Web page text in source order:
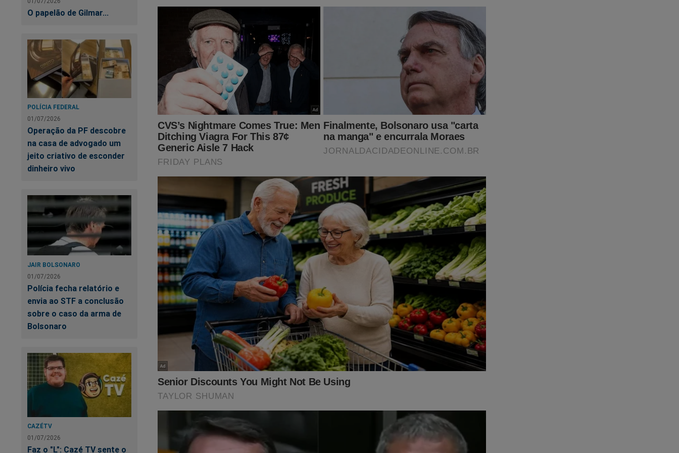
O papelão de Gilmar...
POLÍCIA FEDERAL
01/07/2026
Operação da PF descobre
na casa de advogado um
jeito criativo de esconder
dinheiro vivo
JAIR BOLSONARO
01/07/2026
Polícia fecha relatório e
envia ao STF a conclusão
sobre o caso da arma de
Bolsonaro
CAZÉTV
01/07/2026
Faz o "L": Cazé TV sente o
Flávio Bolsonaro é uma realidade para essa eleição! E agora acabam de surgir as primeiras
camisetas de apoio ao pré-candidato à Presidência da República. Não fique fora dessa! Seja
https://www.conteudoconservador.com.br/collections/camisetas